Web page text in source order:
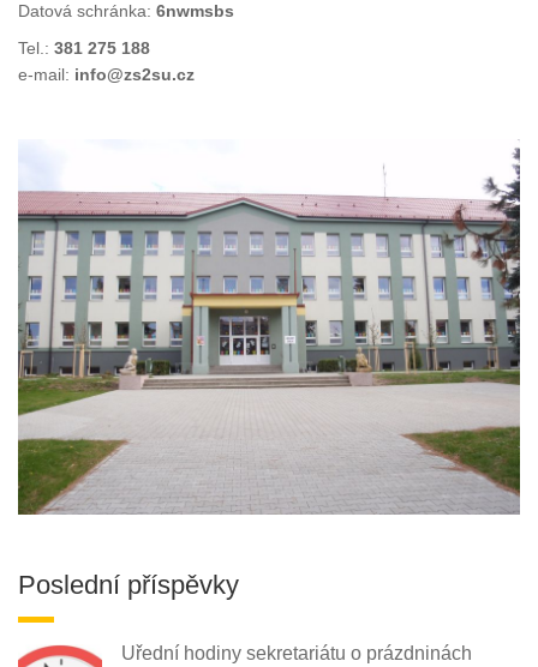
Datová schránka: 6nwmsbs
Tel.: 381 275 188
e-mail: info@zs2su.cz
Poslední příspěvky
Uřední hodiny sekretariátu o prázdninách